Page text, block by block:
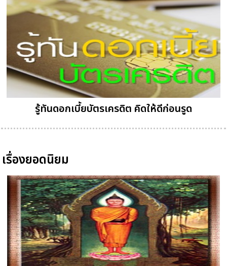
รู้ทันดอกเบี้ยบัตรเครดิต คิดให้ดีก่อนรูด
เรื่องยอดนิยม